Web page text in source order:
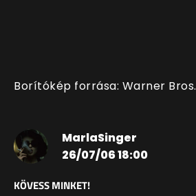
Borítókép forrása: Warner Bros.
MarlaSinger
26/07/06 18:00
KÖVESS MINKET!